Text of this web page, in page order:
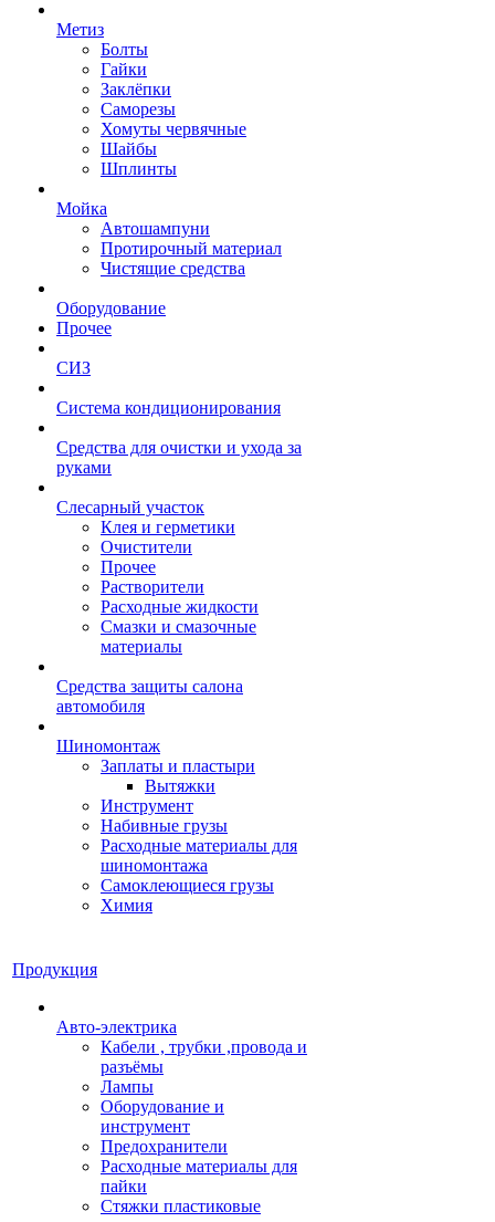
Метиз
Болты
Гайки
Заклёпки
Саморезы
Хомуты червячные
Шайбы
Шплинты
Мойка
Автошампуни
Протирочный материал
Чистящие средства
Оборудование
Прочее
СИЗ
Система кондиционирования
Средства для очистки и ухода за
руками
Слесарный участок
Клея и герметики
Очистители
Прочее
Растворители
Расходные жидкости
Смазки и смазочные
материалы
Средства защиты салона
автомобиля
Шиномонтаж
Заплаты и пластыри
Вытяжки
Инструмент
Набивные грузы
Расходные материалы для
шиномонтажа
Самоклеющиеся грузы
Химия
Продукция
Авто-электрика
Кабели , трубки ,провода и
разъёмы
Лампы
Оборудование и
инструмент
Предохранители
Расходные материалы для
пайки
Стяжки пластиковые